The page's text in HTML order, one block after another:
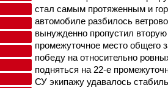
стал самым протяженным и
автомобиле разбилось
вынужденно пропустил
промежуточное место общего
победу на относительно
подняться на 22-е
СУ экипажу удавалось